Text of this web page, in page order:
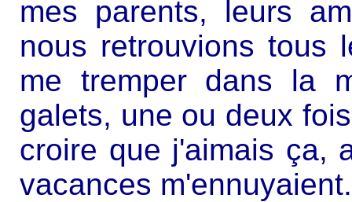
mes parents, leurs
nous retrouvions tous
me tremper dans la
galets, une ou deux
croire que j'aimais ça,
vacances m'ennuyaient.